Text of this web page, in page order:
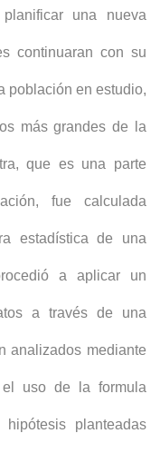
una nueva
continuaran con su
población en estudio,
más grandes de la
que es una parte
fue calculada
estadística de una
a aplicar un
a través de una
analizados mediante
el uso de la formula
planteadas